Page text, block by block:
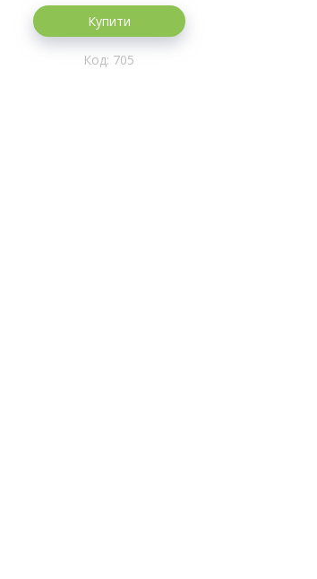
Купити
705